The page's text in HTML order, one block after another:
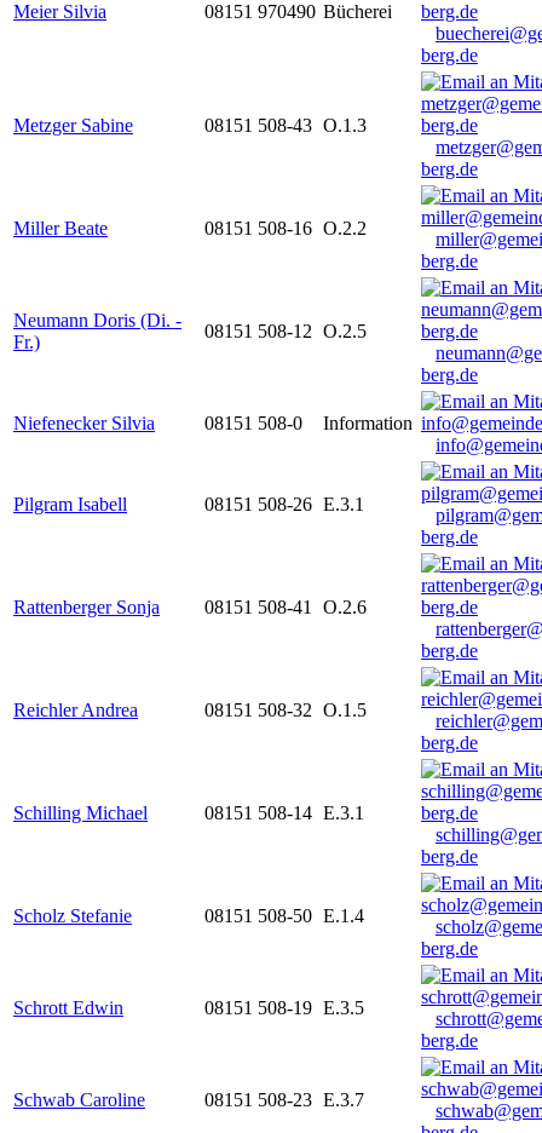
Meier Silvia 08151 970490 Bücherei
berg.de
Metzger Sabine 08151 508-43 O.1.3
berg.de
Miller Beate 08151 508-16 O.2.2
berg.de
Neumann Doris (Di. -
Fr.)
08151 508-12 O.2.5
berg.de
Niefenecker Silvia 08151 508-0
Information
Pilgram Isabell 08151 508-26 E.3.1
berg.de
Rattenberger Sonja 08151 508-41
O.2.6
berg.de
Reichler Andrea 08151 508-32 O.1.5
berg.de
Schilling Michael 08151 508-14 E.3.1
berg.de
Scholz Stefanie 08151 508-50 E.1.4
berg.de
Schrott Edwin 08151 508-19 E.3.5
berg.de
Schwab Caroline 08151 508-23 E.3.7